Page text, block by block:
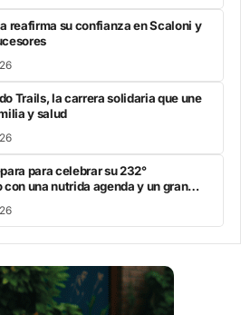
reafirma su confianza en Scaloni y
Trails, la carrera solidaria que une
y salud
para celebrar su 232°
una nutrida agenda y un gran